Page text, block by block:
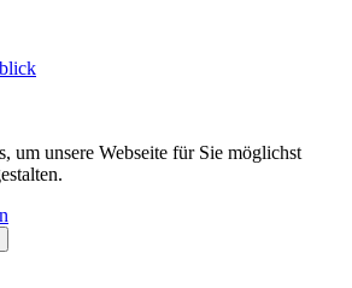
um unsere Webseite für Sie möglichst